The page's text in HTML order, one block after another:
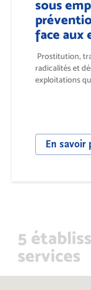
sous
face aux
Prostitution,
radicalités et
exploitations
En savoir
5
services